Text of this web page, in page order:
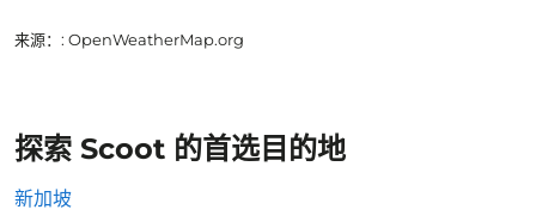
来源： : OpenWeatherMap.org
探索 Scoot 的首选目的地
新加坡